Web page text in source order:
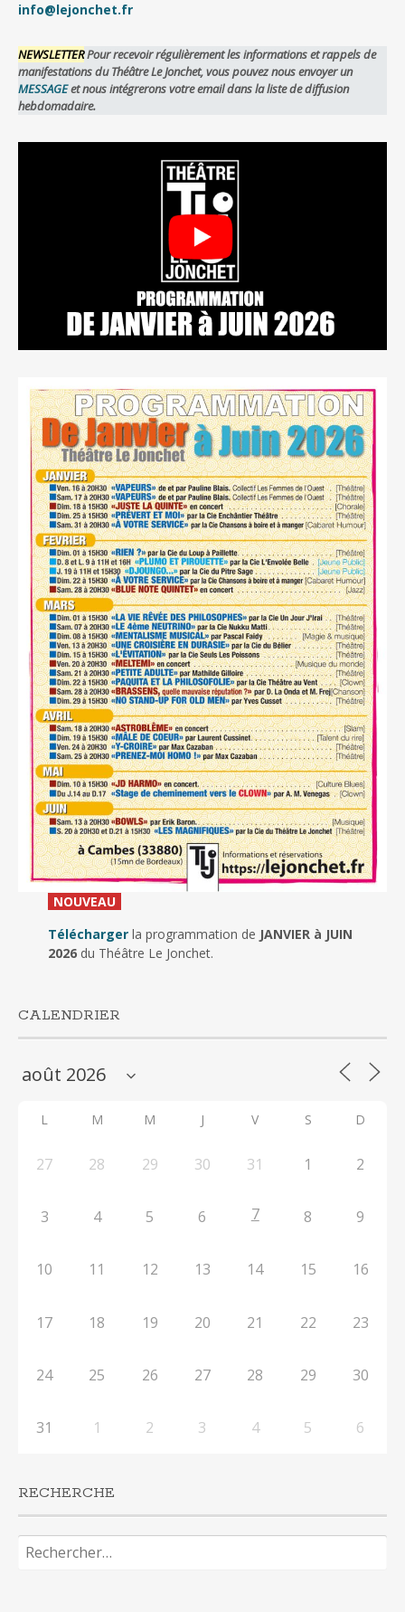
info@lejonchet.fr
NEWSLETTERPour recevoir régulièrement les informations et rappels de
manifestations du Théâtre Le Jonchet, vous pouvez nous envoyer un
MESSAGEet nous intégrerons votre email dans la liste de diffusion
hebdomadaire.
NOUVEAU_
Télécharger la programmation de JANVIER à JUIN
2026du Théâtre Le Jonchet.
CALENDRIER
L M M J V S D
27 28 29 30 31 1 2
3 4 5 6 7 8 9
10 11 12 13 14 15 16
17 18 19 20 21 22 23
24 25 26 27 28 29 30
31 1 2 3 4 5 6
RECHERCHE